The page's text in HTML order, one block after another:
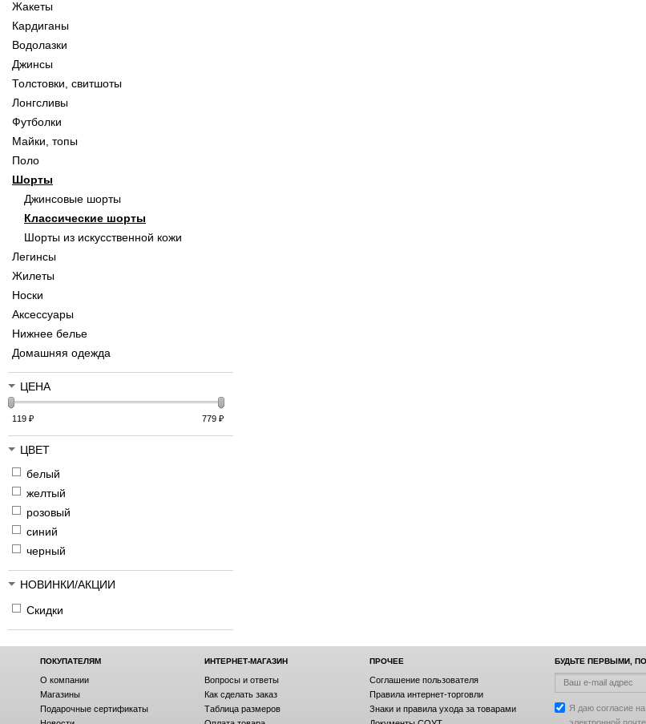
Жакеты
Кардиганы
Водолазки
Джинсы
Толстовки, свитшоты
Лонгсливы
Футболки
Майки, топы
Поло
Шорты
Джинсовые шорты
Классические шорты
Шорты из искусственной кожи
Легинсы
Жилеты
Носки
Аксессуары
Нижнее белье
Домашняя одежда
ЦЕНА
119 ₽ 779₽
ЦВЕТ
белый
желтый
розовый
синий
черный
НОВИНКИ/АКЦИИ
Скидки
ПОКУПАТЕЛЯМ
О компании
Магазины
Подарочные сертификаты
ИНТЕРНЕТ-МАГАЗИН
Вопросы и ответы
Как сделать заказ
Таблица размеров
ПРОЧЕЕ
Соглашение пользователя
Правила интернет-торговли
Знаки и правила ухода за товарами
БУДЬТЕ ПЕРВЫМИ,
Я даю согласие на